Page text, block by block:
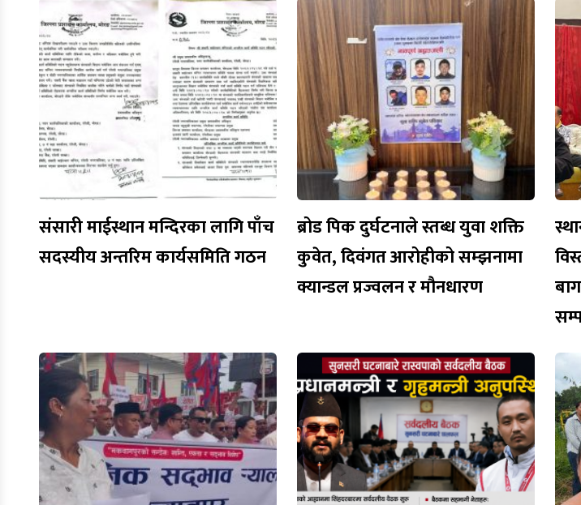
संसारी माईस्थान मन्दिरका लागि पाँच
सदस्यीय अन्तरिम कार्यसमिति गठन
ब्रोड पिक दुर्घटनाले स्तब्ध युवा शक्ति
कुवेत, दिवंगत आरोहीको सम्झनामा
क्यान्डल प्रज्वलन र मौनधारण